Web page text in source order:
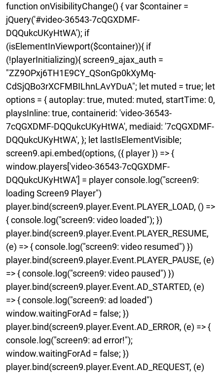
function onVisibilityChange() { var $container =
jQuery('#video-36543-7cQGXDMF-
DQQukcUKyHtWA'); if
(isElementInViewport($container)){ if
(!playerInitializing){ screen9_ajax_auth =
"ZZ9OPxj6TH1E9CY_QSonGp0kXyMq-
CdSjQBo3rXCFMBILhnLAvYDuA"; let muted = true; let
options = { autoplay: true, muted: muted, startTime: 0,
playsInline: true, containerid: 'video-36543-
7cQGXDMF-DQQukcUKyHtWA', mediaid: '7cQGXDMF-
DQQukcUKyHtWA', }; let lastIsElementVisible;
screen9.api.embed(options, ({ player }) => {
window.players['video-36543-7cQGXDMF-
DQQukcUKyHtWA'] = player console.log("screen9:
loading Screen9 Player")
player.bind(screen9.player.Event.PLAYER_LOAD, () =>
{ console.log("screen9: video loaded"); })
player.bind(screen9.player.Event.PLAYER_RESUME,
(e) => { console.log("screen9: video resumed") })
player.bind(screen9.player.Event.PLAYER_PAUSE, (e)
=> { console.log("screen9: video paused") })
player.bind(screen9.player.Event.AD_STARTED, (e)
=> { console.log("screen9: ad loaded")
window.waitingForAd = false; })
player.bind(screen9.player.Event.AD_ERROR, (e) => {
console.log("screen9: ad error!");
window.waitingForAd = false; })
player.bind(screen9.player.Event.AD_REQUEST, (e)